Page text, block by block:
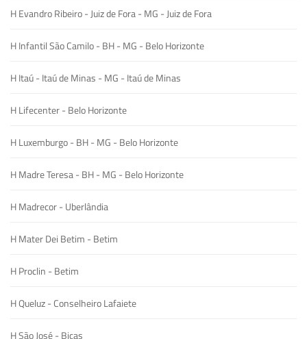
H Evandro Ribeiro - Juiz de Fora - MG - Juiz de Fora
H Infantil São Camilo - BH - MG - Belo Horizonte
H Itaú - Itaú de Minas - MG - Itaú de Minas
H Lifecenter - Belo Horizonte
H Luxemburgo - BH - MG - Belo Horizonte
H Madre Teresa - BH - MG - Belo Horizonte
H Madrecor - Uberlândia
H Mater Dei Betim - Betim
H Proclin - Betim
H Queluz - Conselheiro Lafaiete
H São José - Bicas